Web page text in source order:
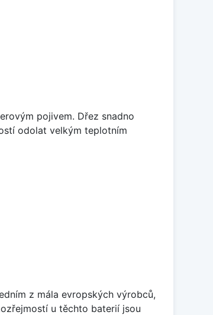
pojivem. Dřez snadno
odolat velkým teplotním
z mála evropských výrobců,
u těchto baterií jsou